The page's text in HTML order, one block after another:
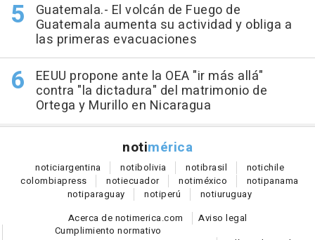
Guatemala.- El volcán de Fuego de
Guatemala aumenta su actividad y obliga a
las primeras evacuaciones
EEUU propone ante la OEA "ir más allá"
contra "la dictadura" del matrimonio de
Ortega y Murillo en Nicaragua
notimérica
noticiargentina notibolivia notibrasil notichile
colombiapress notiecuador notiméxico notipanama
notiparaguay notiperú notiuruguay
Acerca de notimerica.com
Aviso legal
Cumplimiento normativo